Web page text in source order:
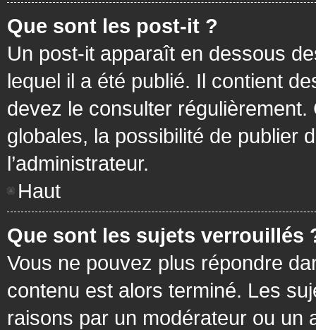
Que sont les post-it ?
Un post-it apparaît en dessous
lequel il a été publié. Il contient
devez le consulter
globales, la possibilité de publier
l’administrateur.
Haut
Que sont les sujets verrouillés
Vous ne pouvez plus répondre
contenu est alors terminé. Les
raisons par un modérateur ou un